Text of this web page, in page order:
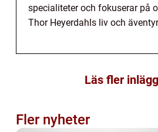
specialiteter och fokuserar på
Thor Heyerdahls liv och
Läs fler
Fler nyheter